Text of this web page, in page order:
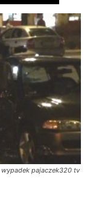
wypadek pajaczek320 tv